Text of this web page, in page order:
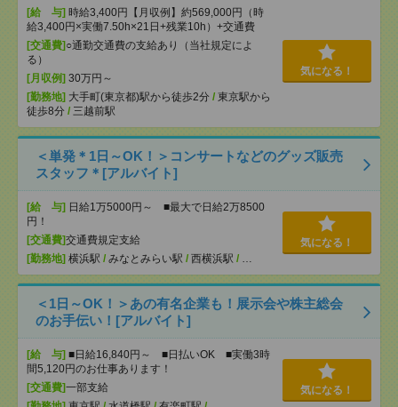
[給 与] 時給3,400円【月収例】約569,000円（時
給3,400円×実働7.50h×21日+残業10h）+交通費
[交通費]○通勤交通費の支給あり（当社規定によ
る）
[月収例] 30万円～
[勤務地] 大手町(東京都)駅から徒歩2分 / 東京駅から
徒歩8分 / 三越前駅
気になる！
＜単発＊1日～OK！＞コンサートなどのグッズ販売
スタッフ＊[アルバイト]
[給 与] 日給1万5000円～ ■最大で日給2万8500
円！
[交通費]交通費規定支給
[勤務地] 横浜駅 / みなとみらい駅 / 西横浜駅 / …
気になる！
＜1日～OK！＞あの有名企業も！展示会や株主総会
のお手伝い！[アルバイト]
[給 与] ■日給16,840円～ ■日払いOK ■実働3時
間5,120円のお仕事あります！
[交通費]一部支給
気になる！